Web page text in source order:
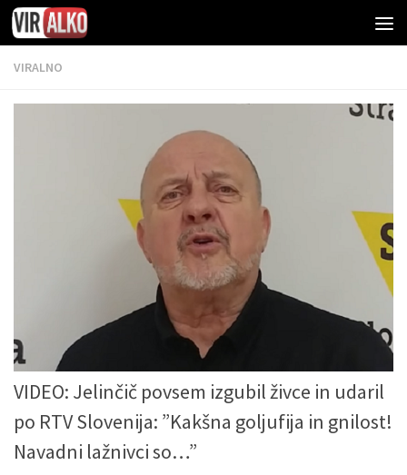
VIRALNO
VIDEO: Jelinčič povsem izgubil živce in udaril
po RTV Slovenija: ”Kakšna goljufija in gnilost!
Navadni lažnivci so…”